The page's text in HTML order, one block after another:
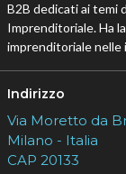
B2B dedicati ai temi
Imprenditoriale. Ha
imprenditoriale nelle
Indirizzo
Via Moretto da
Milano - Italia
CAP 20133